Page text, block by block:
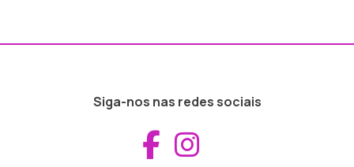
Siga-nos nas redes sociais
Aceder ao